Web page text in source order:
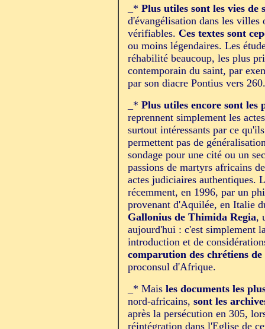
_* Plus utiles sont les vies de
d'évangélisation dans les villes
vérifiables. Ces textes sont
ou moins légendaires. Les
réhabilité beaucoup, les plus
contemporain du saint, par
par son diacre Pontius vers
_* Plus utiles encore sont les
reprennent simplement les
surtout intéressants par ce
permettent pas de
sondage pour une cité ou un
passions de martyrs africains
actes judiciaires authentiques.
récemment, en 1996, par un
provenant d'Aquilée, en Italie
Gallonius de Thimida Regia,
aujourd'hui : c'est simplement
introduction et de
comparution des chrétiens de
proconsul d'Afrique.
_* Mais les documents les
nord-africains, sont les
après la persécution en 305,
réintégration dans l'Eglise de